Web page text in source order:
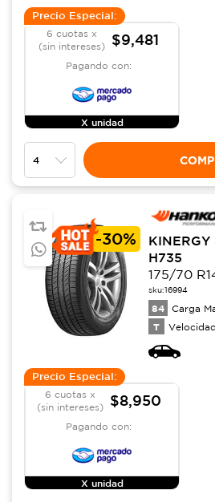
Precio Especial:
6 cuotas x
(sin intereses)
$9,481
Pagando con:
X unidad
-30%
KINERGY
H735
175/70
sku:16994
84 Carga
T
Precio Especial:
6 cuotas x
(sin intereses)
$8,950
Pagando con:
X unidad